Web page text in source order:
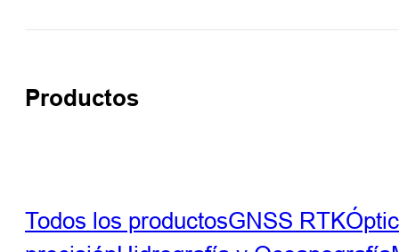
Productos
Todos los productosGNSS RTK